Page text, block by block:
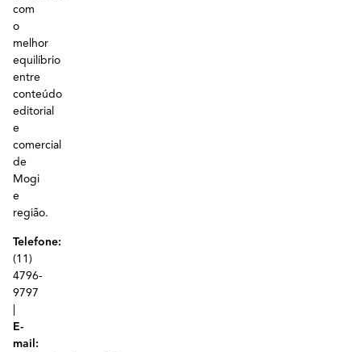
com
o
melhor
equilíbrio
entre
conteúdo
editorial
e
comercial
de
Mogi
e
região.
Telefone:
(11)
4796-
9797
E-
mail: